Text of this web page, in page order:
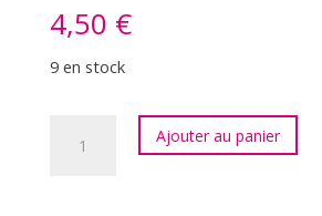
4,50 €
9 en stock
Ajouter au panier